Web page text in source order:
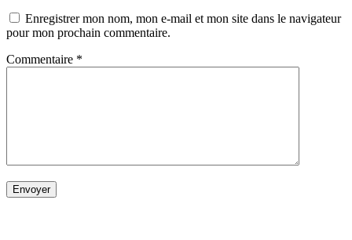
Enregistrer mon nom, mon e-mail et mon site dans le navigateur
pour mon prochain commentaire.
Commentaire *